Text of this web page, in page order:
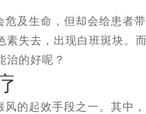
危及生命，但却会给患者
素失去，出现白班斑块。
治的好呢？
风的起效手段之一。其中